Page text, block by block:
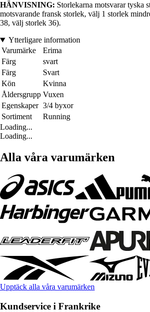
HÄNVISNING: Storlekarna motsvarar tyska
motsvarande fransk storlek, välj 1 storlek
38, välj storlek 36).
Ytterligare information
Varumärke
Erima
Färg
svart
Färg
Svart
Kön
Kvinna
Åldersgrupp Vuxen
Egenskaper 3/4 byxor
Sortiment
Running
Loading...
Loading...
Alla våra varumärken
Upptäck alla våra varumärken
Kundservice i Frankrike